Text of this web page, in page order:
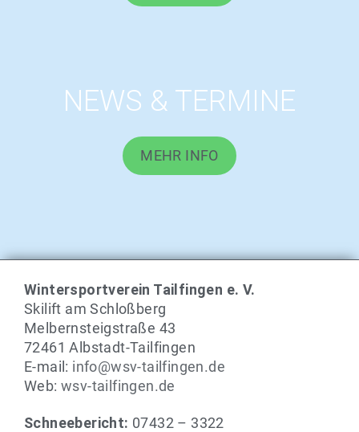
NEWS & TERMINE
MEHR INFO
Wintersportverein Tailfingen e. V.
Skilift am Schloßberg
Melbernsteigstraße 43
72461 Albstadt-Tailfingen
E-mail: info@wsv-tailfingen.de
Web: wsv-tailfingen.de
Schneebericht: 07432 – 3322